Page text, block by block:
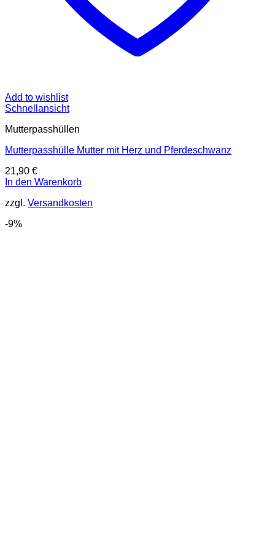
Add to wishlist
Schnellansicht
Mutterpasshüllen
Mutterpasshülle Mutter mit Herz und Pferdeschwanz
21,90 €
In den Warenkorb
zzgl. Versandkosten
-9%